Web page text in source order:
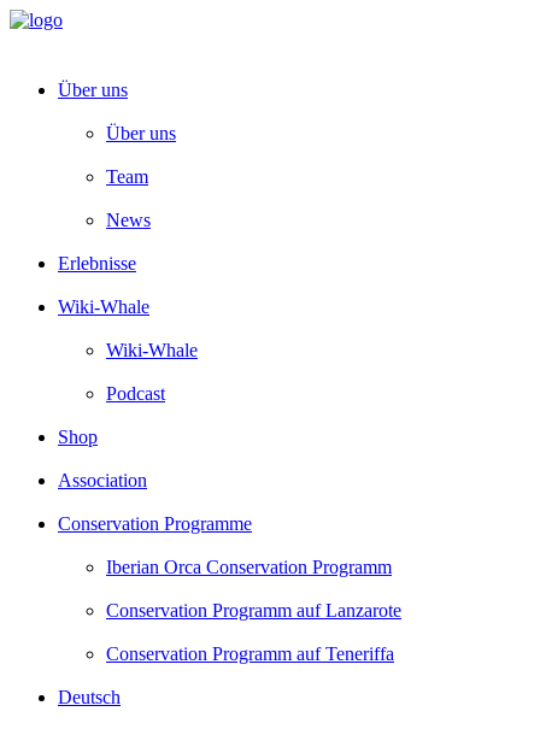
Über uns
Über uns
Team
News
Erlebnisse
Wiki-Whale
Wiki-Whale
Podcast
Shop
Association
Conservation Programme
Iberian Orca Conservation Programm
Conservation Programm auf Lanzarote
Conservation Programm auf Teneriffa
Deutsch